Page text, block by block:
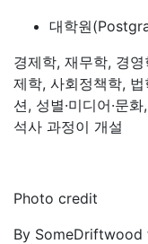
대학원
경제학, 재무학, 경
제학, 사회정책학, 법
션, 성별·미디어·문
석사 과정이 개설
Photo credit
By SomeDriftwood